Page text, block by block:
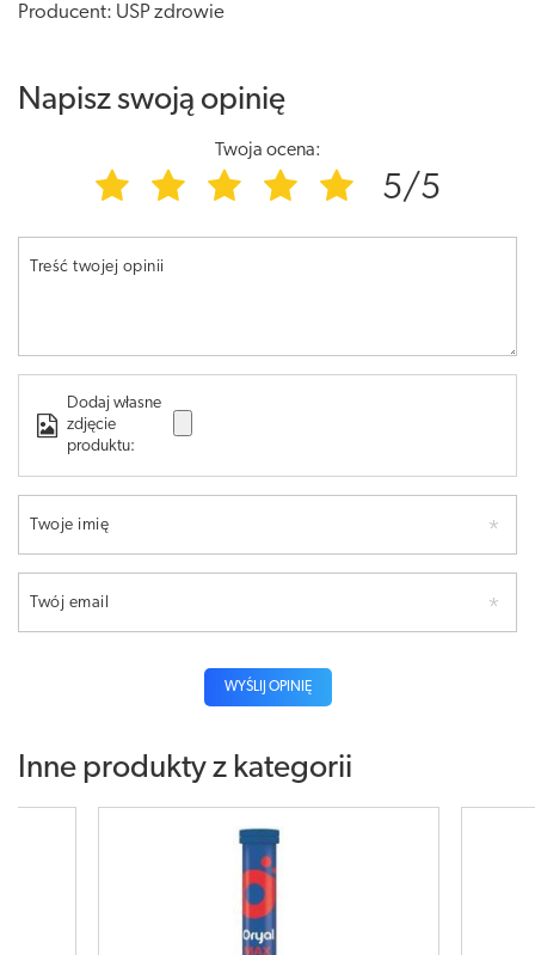
Producent: USP zdrowie
Napisz swoją opinię
Twoja ocena:
5/5
Treść twojej opinii
Dodaj własne
zdjęcie
produktu:
Twoje imię
Twój email
WYŚLIJ OPINIĘ
Inne produkty z kategorii